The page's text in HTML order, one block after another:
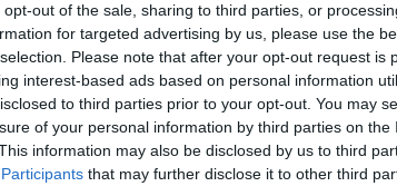
opt-out of the sale, sharing to third parties, or
for targeted advertising by us, please use the
Please note that after your opt-out request is
interest-based ads based on personal information
to third parties prior to your opt-out. You may
of your personal information by third parties on the
information may also be disclosed by us to third
that may further disclose it to other third